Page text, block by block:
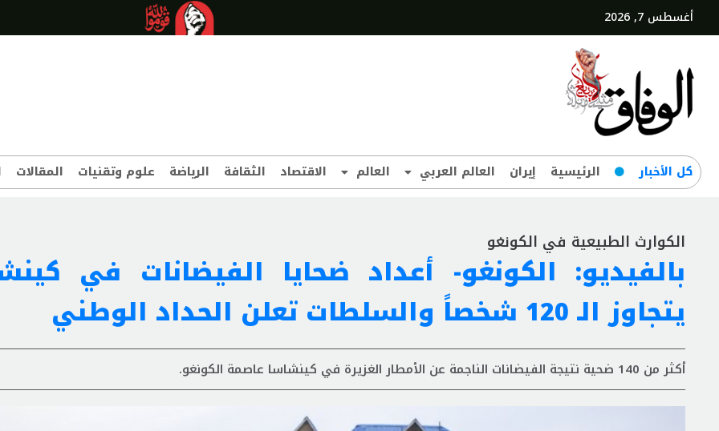
أغسطس 7, 2026
کل‌ الأخبار الرئيسية إيران العالم العربي العالم الاقتصاد الثقافة الرياضة علوم وتقنيات المقالات
الكوارث الطبيعية في الكونغو
بالفيديو: الكونغو- أعداد ضحايا الفيضانات في
يتجاوز الـ 120 شخصاً والسلطات تعلن الحداد الوطني
أكثر من 140 ضحية نتيجة الفيضانات الناجمة عن الأمطار الغزيرة في كينشاسا عاصمة الكونغو.